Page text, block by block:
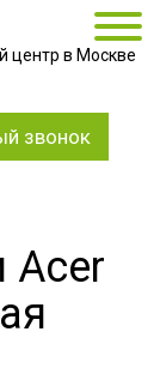
центр в Москве
звонок
Acer